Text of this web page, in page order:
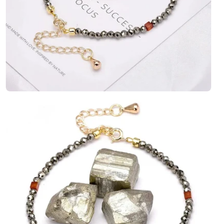
Ouvrir le média 1 en mode modal